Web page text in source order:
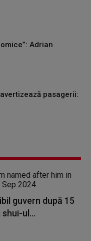
Adrian
pasagerii:
guvern după 15
ul...